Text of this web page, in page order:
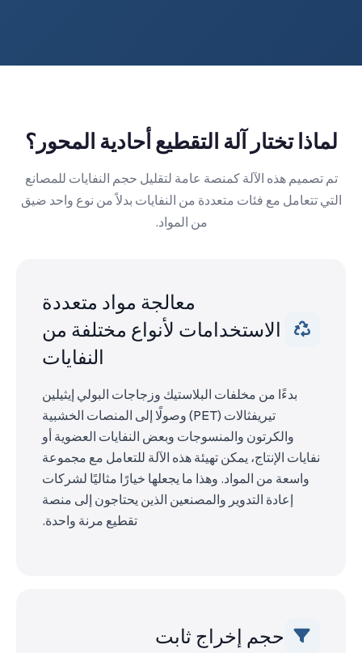
لماذا تختار آلة التقطيع أحادية المحور؟
تم تصميم هذه الآلة كمنصة عامة لتقليل حجم النفايات للمصانع
التي تتعامل مع فئات متعددة من النفايات بدلاً من نوع واحد ضيق
من المواد.
معالجة مواد متعددة
الاستخدامات لأنواع مختلفة من
النفايات
بدءًا من مخلفات البلاستيك وزجاجات البولي إيثيلين
تيريفثالات (PET) وصولًا إلى المنصات الخشبية
والكرتون والمنسوجات وبعض النفايات العضوية أو
نفايات الإنتاج، يمكن تهيئة هذه الآلة للتعامل مع مجموعة
واسعة من المواد. وهذا ما يجعلها خيارًا مثاليًا لشركات
إعادة التدوير والمصنعين الذين يحتاجون إلى منصة
تقطيع مرنة واحدة.
حجم إخراج ثابت